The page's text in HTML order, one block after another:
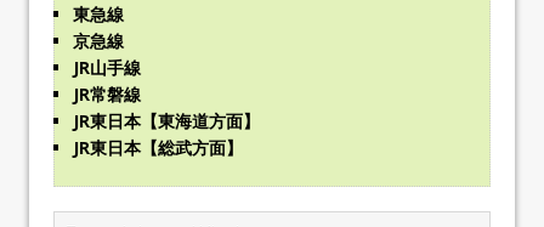
東急線
京急線
JR山手線
JR常磐線
JR東日本【東海道方面】
JR東日本【総武方面】